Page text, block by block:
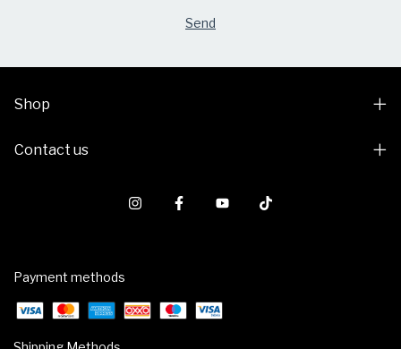
Shop
Contact us
Payment methods